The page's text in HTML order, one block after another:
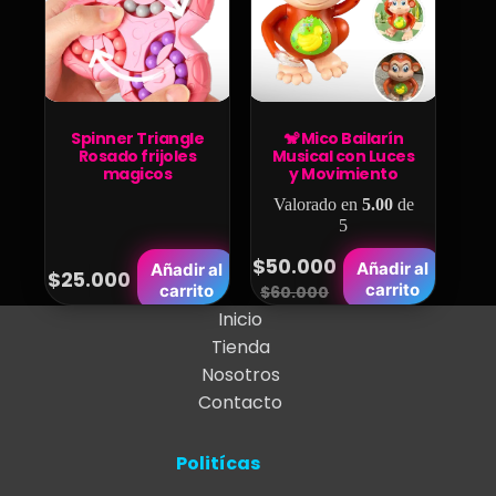
se
pueden
elegir
en
página
producto
Spinner Triangle
Rosado frijoles
magicos
$25.000
Añadir al
carrito
🐒 Mico Bailarín
Musical con Luces
y Movimiento
Valorado en 5.00de
5
$60.000
Original
$50.000
Current
Añadir al
carrito
Inicio
Tienda
Nosotros
Contacto
Politícas